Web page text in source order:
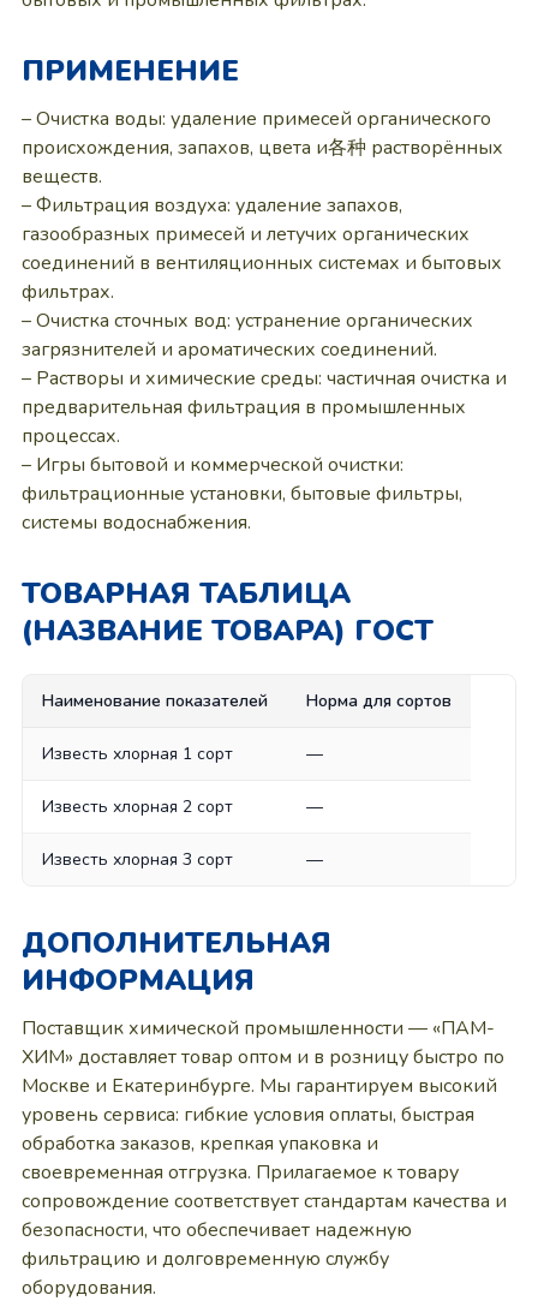
ПРИМЕНЕНИЕ
– Очистка воды: удаление примесей органического
происхождения, запахов, цвета и各种 растворённых
веществ.
– Фильтрация воздуха: удаление запахов,
газообразных примесей и летучих органических
соединений в вентиляционных системах и бытовых
фильтрах.
– Очистка сточных вод: устранение органических
загрязнителей и ароматических соединений.
– Растворы и химические среды: частичная очистка и
предварительная фильтрация в промышленных
процессах.
– Игры бытовой и коммерческой очистки:
фильтрационные установки, бытовые фильтры,
системы водоснабжения.
ТОВАРНАЯ ТАБЛИЦА
(НАЗВАНИЕ ТОВАРА) ГОСТ
Наименование показателей Норма для сортов
Известь хлорная 1 сорт —
Известь хлорная 2 сорт —
Известь хлорная 3 сорт —
ДОПОЛНИТЕЛЬНАЯ
ИНФОРМАЦИЯ
Поставщик химической промышленности — «ПАМ-
ХИМ» доставляет товар оптом и в розницу быстро по
Москве и Екатеринбурге. Мы гарантируем высокий
уровень сервиса: гибкие условия оплаты, быстрая
обработка заказов, крепкая упаковка и
своевременная отгрузка. Прилагаемое к товару
сопровождение соответствует стандартам качества и
безопасности, что обеспечивает надежную
фильтрацию и долговременную службу
оборудования.